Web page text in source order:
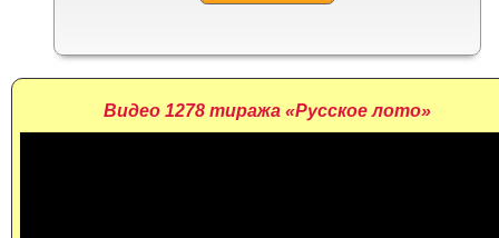
Видео 1278 тиража «Русское лото»